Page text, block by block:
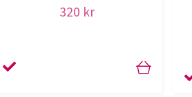
320 kr